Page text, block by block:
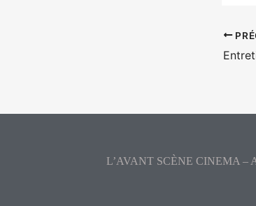
L’AVANT SCÈNE CINEMA –